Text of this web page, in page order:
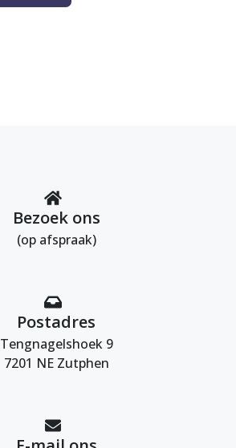
Bezoek ons
(op afspraak)
Postadres
Tengnagelshoek 9
7201 NE Zutphen